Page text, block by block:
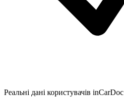
Реальні дані користувачів inCarDoc